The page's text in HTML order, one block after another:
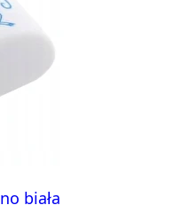
biała